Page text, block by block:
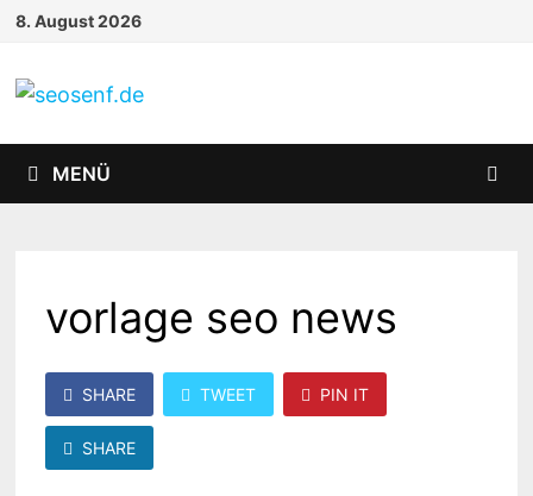
Zurück
Inhalt
8. August 2026
MENÜ
vorlage seo news
SHARE TWEET PIN IT
SHARE